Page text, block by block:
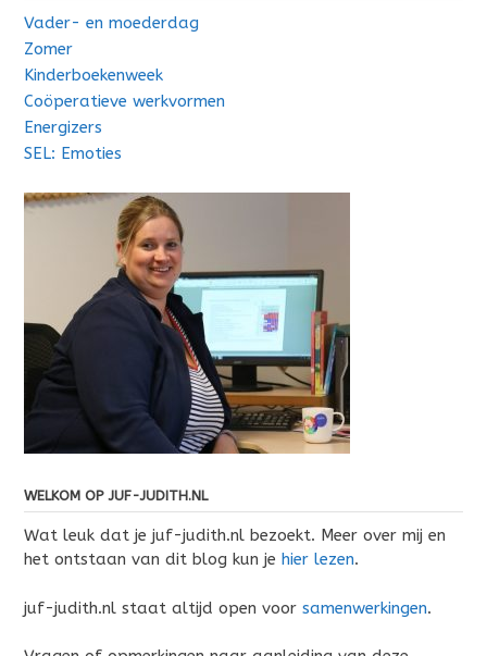
Vader- en moederdag
Zomer
Kinderboekenweek
Coöperatieve werkvormen
Energizers
SEL: Emoties
WELKOM OP JUF-JUDITH.NL
Wat leuk dat je juf-judith.nl bezoekt. Meer over mij en
het ontstaan van dit blog kun je hier lezen.
juf-judith.nl staat altijd open voor samenwerkingen.